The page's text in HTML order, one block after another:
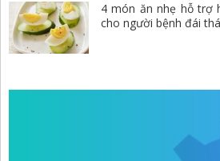
4 món ăn nhẹ hỗ trợ
cho người bệnh đái